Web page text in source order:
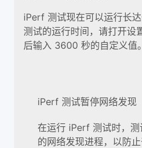
iPerf 测试现在可以运行长
测试的运行时间，请打开设
后输入 3600 秒的自定义值。
iPerf 测试暂停网络发现
在运行 iPerf 测试时，
的网络发现进程，以防